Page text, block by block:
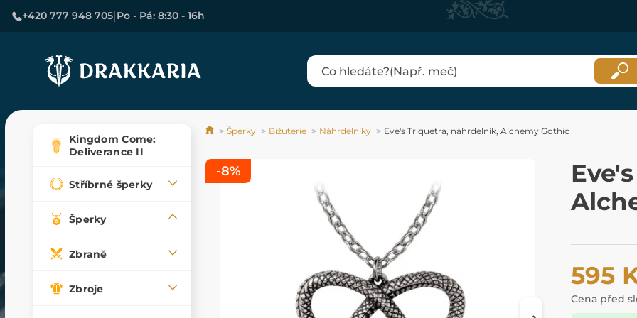
+420 777 948 705|Po - Pá: 8:30 - 16h
Kingdom Come:
Deliverance II
Stříbrné šperky
Šperky
Zbraně
Zbroje
Šperky Bižuterie Náhrdelníky Eve's Triquetra, náhrdelník, Alchemy Gothic
595
Cena před
-8%